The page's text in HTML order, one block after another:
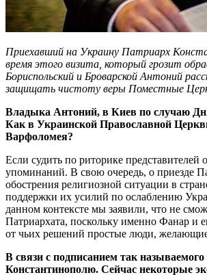
Приехавший на Украину Патриарх
время этого визита, который грозит
Бориспольский и Броварской Антоний
защищать чистоту веры Поместные
Владыка Антоний, в Киев по случаю
Как в Украинской Православной Церкви
Варфоломея?
Если судить по риторике представителей
упоминаний. В свою очередь, о приезде
обострения религиозной ситуации в
поддержки их усилий по ослаблению
данном контексте мы заявили, что не
Патриархата, поскольку именно Фанар и
от чьих решений простые люди, желающие
В связи с подписанием так
Константинополю. Сейчас некоторые